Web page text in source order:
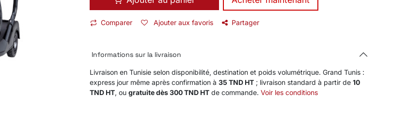
Comparer Ajouter aux favoris Partager
Informations sur la livraison
Livraison en Tunisie selon disponibilité, destination et poids volumétrique. Grand Tunis :
express jour même après confirmation à 35 TND HT ; livraison standard à partir de 10
TND HT, ou gratuite dès 300 TND HT de commande. Voir les conditions